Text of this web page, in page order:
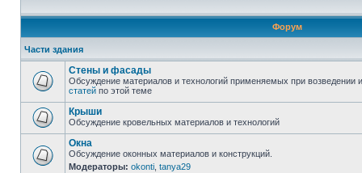
Форум
Части здания
Стены и фасады
Обсуждение материалов и технологий применяемых при возведении
статей по этой теме
Крыши
Обсуждение кровельных материалов и технологий
Окна
Обсуждение оконных материалов и конструкций.
Модераторы: okonti tanya29